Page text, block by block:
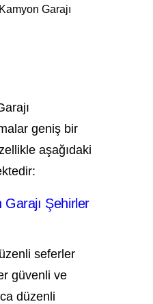
Garajı
geniş bir
aşağıdaki
Şehirler
seferler
güvenli ve
düzenli